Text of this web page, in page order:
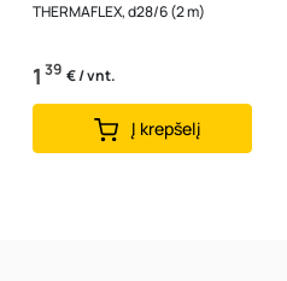
THERMAFLEX, d28/6 (2 m)
1 39 € / vnt.
Į krepšelį